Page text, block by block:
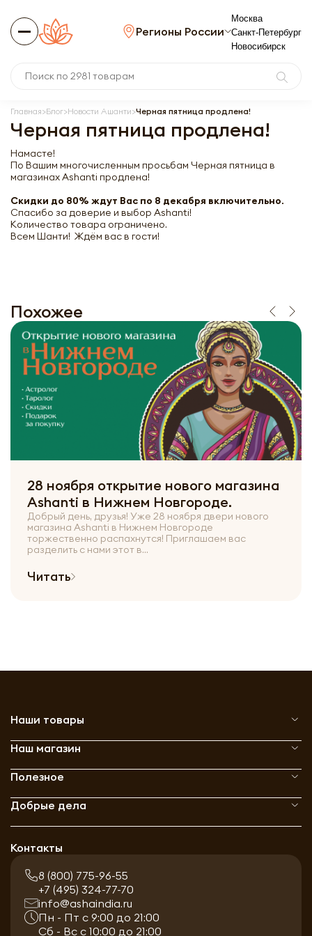
Регионы России
Москва
Санкт-Петербург
Новосибирск
Главная Блог Новости Ашанти Черная пятница продлена!
Черная пятница продлена!
Намасте!
По Вашим многочисленным просьбам Черная пятница в
магазинах Ashanti продлена!
Скидки до 80% ждут Вас по 8 декабря включительно.
Спасибо за доверие и выбор Ashanti!
Количество товара ограничено.
Всем Шанти! Ждём вас в гости!
Похожее
28 ноября открытие нового магазина
Ashanti в Нижнем Новгороде.
Добрый день, друзья! Уже 28 ноября двери нового
магазина Ashanti в Нижнем Новгороде
торжественно распахнутся! Приглашаем вас
разделить с нами этот в...
Читать
Наши товары
Наш магазин
Полезное
Добрые дела
Контакты
8 (800) 775-96-55
+7 (495) 324-77-70
info@ashaindia.ru
Пн - Пт с 9:00 до 21:00
Сб - Вс с 10:00 до 21:00